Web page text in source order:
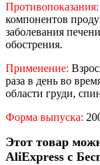
Противопоказания:
компонентов
заболевания
обострения.
Применение:
раза в день во
области груди,
Форма выпуска:
Этот товар
AliExpress с